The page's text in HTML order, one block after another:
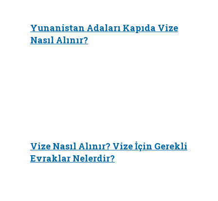
Yunanistan Adaları Kapıda Vize
Nasıl Alınır?
Vize Nasıl Alınır? Vize İçin Gerekli
Evraklar Nelerdir?